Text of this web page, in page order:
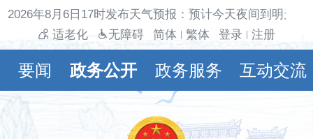
年8月6日17时发布天气预报：预计今天夜间到明天
适老化
无障碍 简体 繁体 登录 注册
要闻 政务公开 政务服务 互动交流